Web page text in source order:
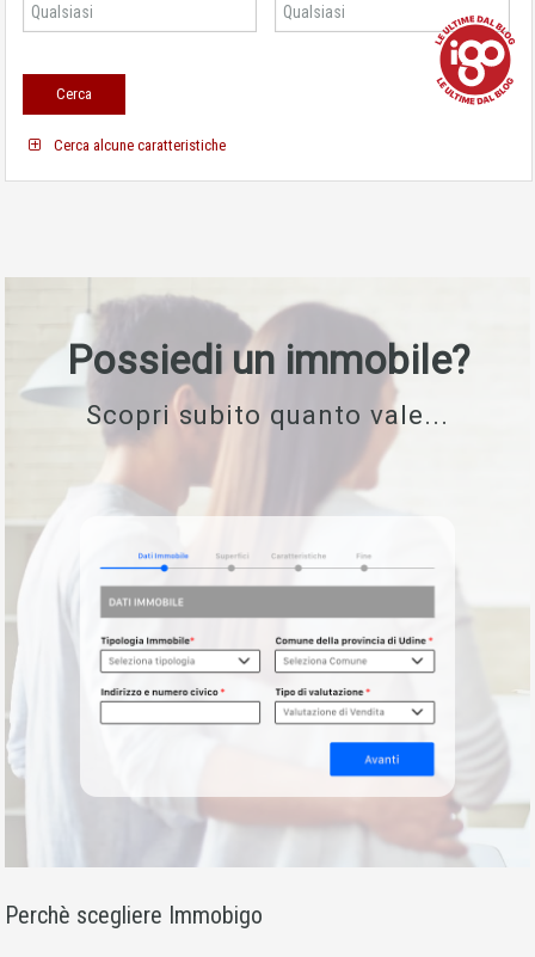
Cerca alcune caratteristiche
Possiedi un immobile?
Scopri subito quanto vale...
Perchè scegliere Immobigo